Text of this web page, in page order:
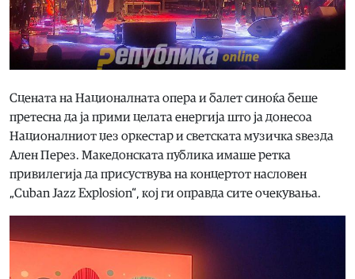
Сцената на Националната опера и балет синоќа беше
претесна да ја прими целата енергија што ја донесоа
Националниот џез оркестар и светската музичка ѕвезда
Ален Перез. Македонската публика имаше ретка
привилегија да присуствува на концертот насловен
„Cuban Jazz Explosion“, кој ги оправда сите очекувања.